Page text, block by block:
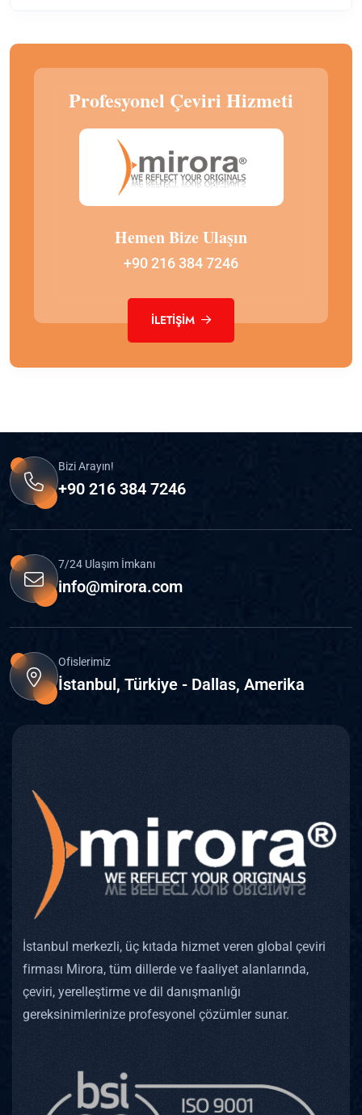
Profesyonel Çeviri Hizmeti
Hemen Bize Ulaşın
+90 216 384 7246
İLETIŞIM
Bizi Arayın!
+90 216 384 7246
7/24 Ulaşım İmkanı
info@mirora.com
Ofislerimiz
İstanbul, Türkiye - Dallas, Amerika
İstanbul merkezli, üç kıtada hizmet veren global çeviri
firması Mirora, tüm dillerde ve faaliyet alanlarında,
çeviri, yerelleştirme ve dil danışmanlığı
gereksinimlerinize profesyonel çözümler sunar.